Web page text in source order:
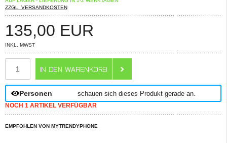
ZZGL. VERSANDKOSTEN
135,00 EUR
INKL. MWST
Personen schauen sich dieses Produkt gerade an.
NOCH 1 ARTIKEL VERFÜGBAR
EMPFOHLEN VON MYTRENDYPHONE